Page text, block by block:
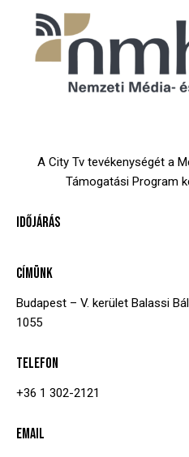
A City Tv tevékenységét a
Támogatási Program
IDŐJÁRÁS
CÍMÜNK
Budapest – V. kerület Balassi
1055
TELEFON
+36 1 302-2121
EMAIL